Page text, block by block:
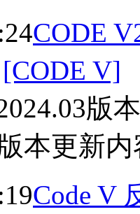
CODE
[CODE V]
版
本更新内
Code V